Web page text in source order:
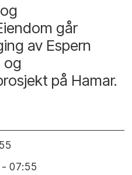
går
av Espern
og
på Hamar.
- 07:55